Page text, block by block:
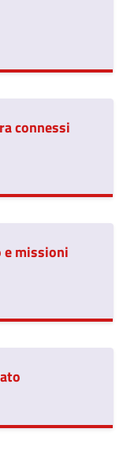
connessi
missioni